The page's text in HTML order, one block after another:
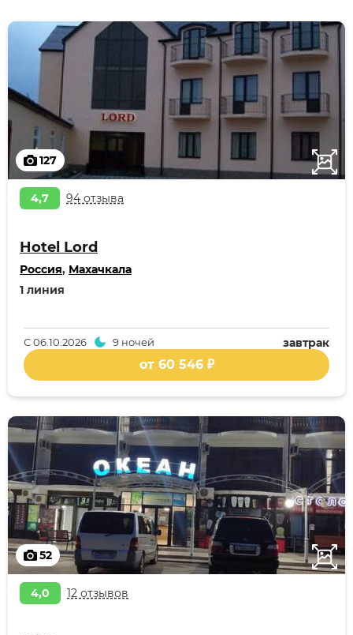
127
4,7 94 отзыва
Hotel Lord
Россия, Махачкала
1 линия
завтрак
С06.10.2026 9 ночей
от 60 546 ₽
52
4,0 12 отзывов